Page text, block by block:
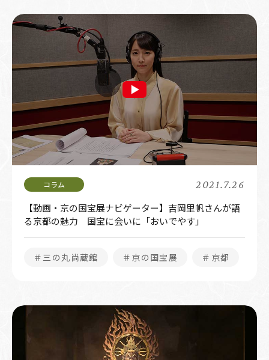
2021.7.26
【動画・京の国宝展ナビゲーター】吉岡里帆さんが語
る京都の魅力 国宝に会いに「おいでやす」
＃三の丸尚蔵館 ＃京の国宝展 ＃京都